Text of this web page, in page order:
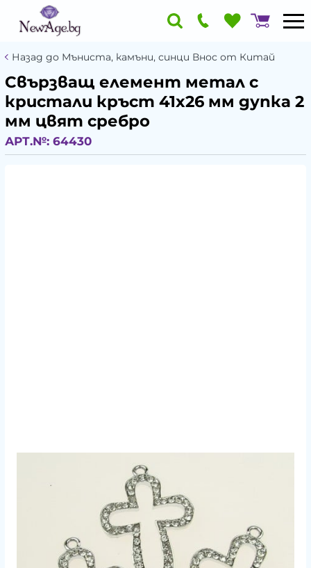
Назад до Мъниста, камъни, синци Внос от Китай
Свързващ елемент метал с
кристали кръст 41x26 мм дупка 2
мм цвят сребро
АРТ.№: 64430